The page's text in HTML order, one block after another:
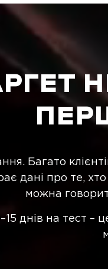
Багато
дані про те,
можна
днів на тест –